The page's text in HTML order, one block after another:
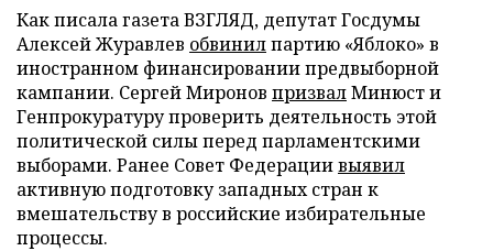
Как писала газета ВЗГЛЯД, депутат Госдумы
Алексей Журавлев обвинилпартию «Яблоко» в
иностранном финансировании предвыборной
кампании. Сергей Миронов призвалМинюст и
Генпрокуратуру проверить деятельность этой
политической силы перед парламентскими
выборами. Ранее Совет Федерациивыявил
активную подготовку западных стран к
вмешательству в российские избирательные
процессы.